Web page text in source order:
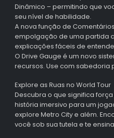
Dinâmico – permitindo que
seu nível de habilidade.
A nova função de
empolgação de uma partida
explicações fáceis de
O Drive Gauge é um novo
recursos. Use com sabedoria
Explore as Ruas no World Tour
Descubra o que significa
história imersivo para um
explore Metro City e além.
você sob sua tutela e te